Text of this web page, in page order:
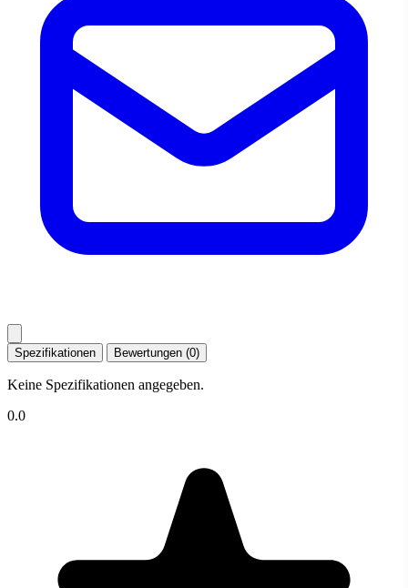
Spezifikationen Bewertungen (0)
Keine Spezifikationen angegeben.
0.0